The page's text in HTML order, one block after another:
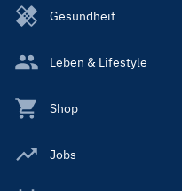
Gesundheit
Leben & Lifestyle
Shop
Jobs